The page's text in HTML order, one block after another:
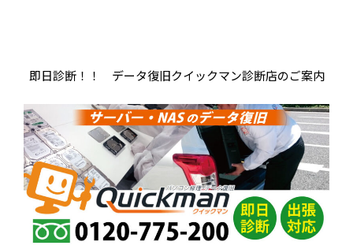
即日診断！！ データ復旧クイックマン診断店のご案内